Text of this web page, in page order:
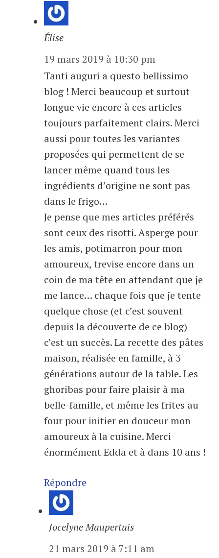
Élise
19 mars 2019 à 10:30 pm
Tanti auguri a questo bellissimo
blog ! Merci beaucoup et surtout
longue vie encore à ces articles
toujours parfaitement clairs. Merci
aussi pour toutes les variantes
proposées qui permettent de se
lancer même quand tous les
ingrédients d’origine ne sont pas
dans le frigo…
Je pense que mes articles préférés
sont ceux des risotti. Asperge pour
les amis, potimarron pour mon
amoureux, trevise encore dans un
coin de ma tête en attendant que je
me lance… chaque fois que je tente
quelque chose (et c’est souvent
depuis la découverte de ce blog)
c’est un succès. La recette des pâtes
maison, réalisée en famille, à 3
générations autour de la table. Les
ghoribas pour faire plaisir à ma
belle-famille, et même les frites au
four pour initier en douceur mon
amoureux à la cuisine. Merci
énormément Edda et à dans 10 ans !
Répondre
Jocelyne Maupertuis
21 mars 2019 à 7:11 am